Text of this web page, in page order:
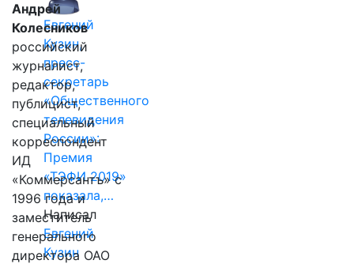
Евгений
Кузин,
пресс-
секретарь
«Общественного
телевидения
России»:
Премия
«ТЭФИ 2019»
показала,…
Написал
Евгений
Кузин
Андрей
Колесников
российский
журналист,
редактор,
публицист,
специальный
корреспондент
ИД
«Коммерсантъ» с
1996 года и
заместитель
генерального
директора ОАО